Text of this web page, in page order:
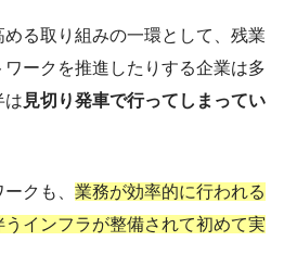
る取り組みの一環として、残業
ークを推進したりする企業は多
は 見切り発車で行ってしまってい
クも、 業務が効率的に行われる
インフラが整備されて初めて実